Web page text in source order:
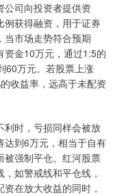
公司向投资者提供资
获得融资，用于证券
当市场走势符合预期
资金10万元，通过1:5的
60万元。若股票上涨
收益率，远高于未配资
利时，亏损同样会被放
达到6万元，相当于自有
被强制平仓。红河股票
如警戒线和平仓线，
在放大收益的同时，